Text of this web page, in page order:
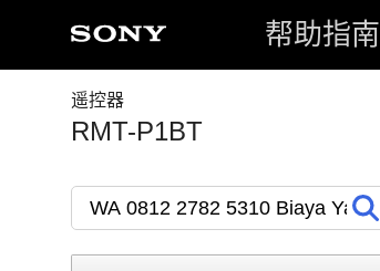
帮助指南
遥控器
RMT-P1BT